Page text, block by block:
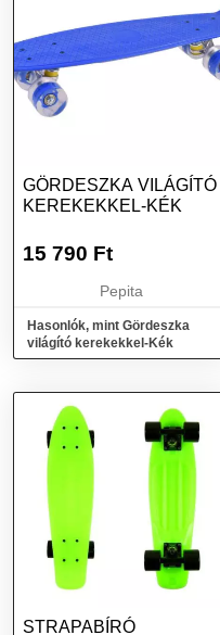
GÖRDESZKA VILÁGÍTÓ
KEREKEKKEL-KÉK
15 790 Ft
Pepita
Hasonlók, mint Gördeszka
világító kerekekkel-Kék
STRAPABÍRÓ